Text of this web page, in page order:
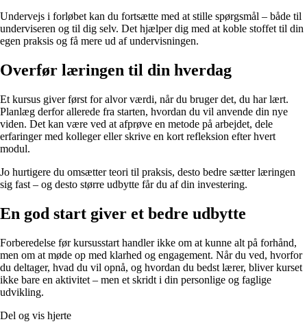
Undervejs i forløbet kan du fortsætte med at stille spørgsmål – både til
underviseren og til dig selv. Det hjælper dig med at koble stoffet til din
egen praksis og få mere ud af undervisningen.
Overfør læringen til din hverdag
Et kursus giver først for alvor værdi, når du bruger det, du har lært.
Planlæg derfor allerede fra starten, hvordan du vil anvende din nye
viden. Det kan være ved at afprøve en metode på arbejdet, dele
erfaringer med kolleger eller skrive en kort refleksion efter hvert
modul.
Jo hurtigere du omsætter teori til praksis, desto bedre sætter læringen
sig fast – og desto større udbytte får du af din investering.
En god start giver et bedre udbytte
Forberedelse før kursusstart handler ikke om at kunne alt på forhånd,
men om at møde op med klarhed og engagement. Når du ved, hvorfor
du deltager, hvad du vil opnå, og hvordan du bedst lærer, bliver kurset
ikke bare en aktivitet – men et skridt i din personlige og faglige
udvikling.
Del og vis hjerte